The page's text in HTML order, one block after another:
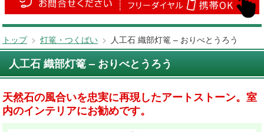
トップ > 灯篭・つくばい > 人工石 織部灯篭 – おりべとうろう
人工石 織部灯篭 – おりべとうろう
天然石の風合いを忠実に再現したアートストーン。室
内のインテリアにお勧めです。